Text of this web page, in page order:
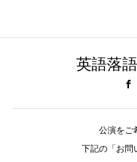
英語落
公演をご
下記の「お問